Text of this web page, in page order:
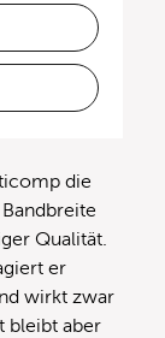
die
Qualität.
er
wirkt zwar
bleibt aber